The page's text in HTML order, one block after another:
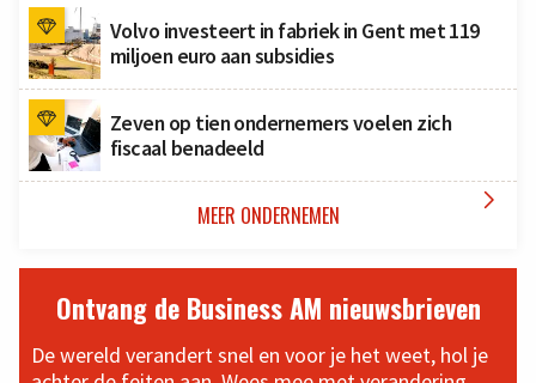
Volvo investeert in fabriek in Gent met 119
miljoen euro aan subsidies
Zeven op tien ondernemers voelen zich
fiscaal benadeeld
MEER ONDERNEMEN 
Ontvang de Business AM nieuwsbrieven
De wereld verandert snel en voor je het weet, hol je